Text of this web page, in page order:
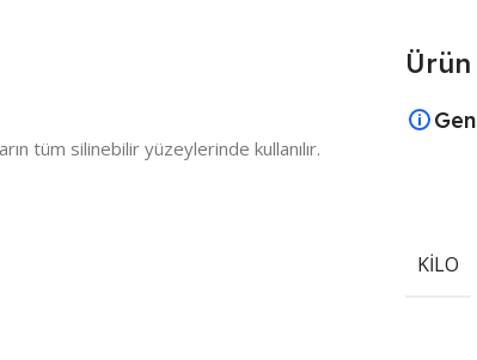
tüm silinebilir yüzeylerinde kullanılır.
KILO